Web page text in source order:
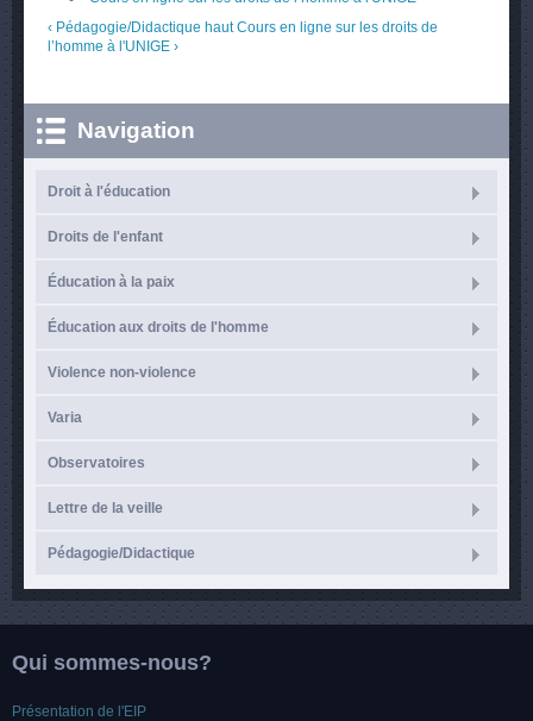
‹ Pédagogie/Didactique haut Cours en ligne sur les droits de
l’homme à l'UNIGE ›
Navigation
Droit à l'éducation
Droits de l'enfant
Éducation à la paix
Éducation aux droits de l'homme
Violence non-violence
Varia
Observatoires
Lettre de la veille
Pédagogie/Didactique
Qui sommes-nous?
Présentation de l'EIP